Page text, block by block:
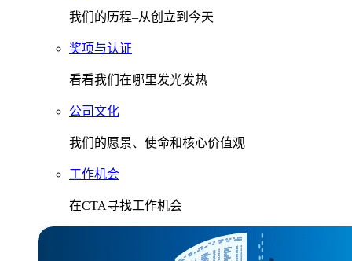
我们的历程–从创立到今天
奖项与认证
看看我们在哪里发光发热
公司文化
我们的愿景、使命和核心价值观
工作机会
在CTA寻找工作机会